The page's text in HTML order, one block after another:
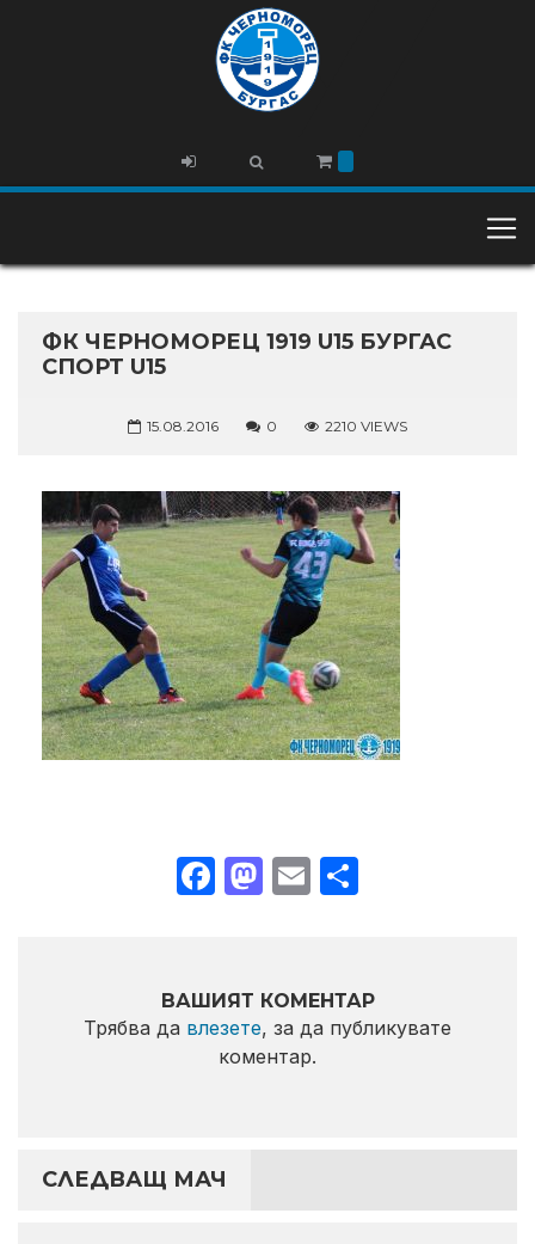
ФК ЧЕРНОМОРЕЦ 1919 U15 БУРГАС
СПОРТ U15
15.08.2016 0 2210 VIEWS
Facebook
Mastodon
Email
ВАШИЯТ КОМЕНТАР
Трябва да влезете, за да публикувате
коментар.
СЛЕДВАЩ МАЧ